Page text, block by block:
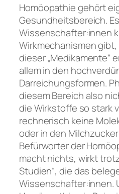
Homöopathie gehört
Gesundheitsbereich.
Wissenschafter:innen
Wirkmechanismen
dieser „Medikamente“
allem in den
Darreichungsformen.
diesem Bereich also
die Wirkstoffe so stark
rechnerisch keine
oder in den
Befürworter der
macht nichts, wirkt
Studien“, die das
Wissenschafter:innen.